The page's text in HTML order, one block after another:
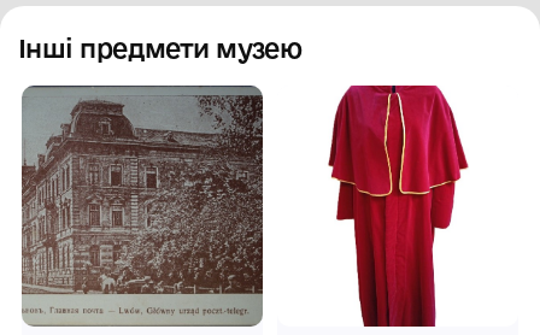
Інші предмети музею